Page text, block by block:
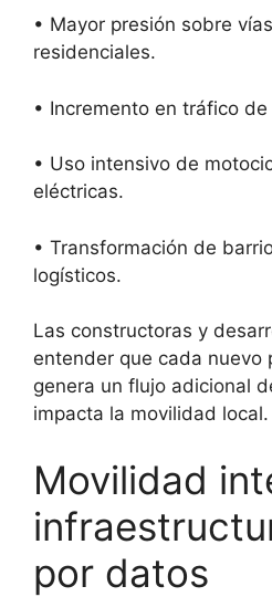
• Mayor presión sobre
residenciales.
• Incremento en tráfico
• Uso intensivo de
eléctricas.
• Transformación de
logísticos.
Las constructoras y
entender que cada nuevo
genera un flujo adicional
impacta la movilidad local.
Movilidad
por datos